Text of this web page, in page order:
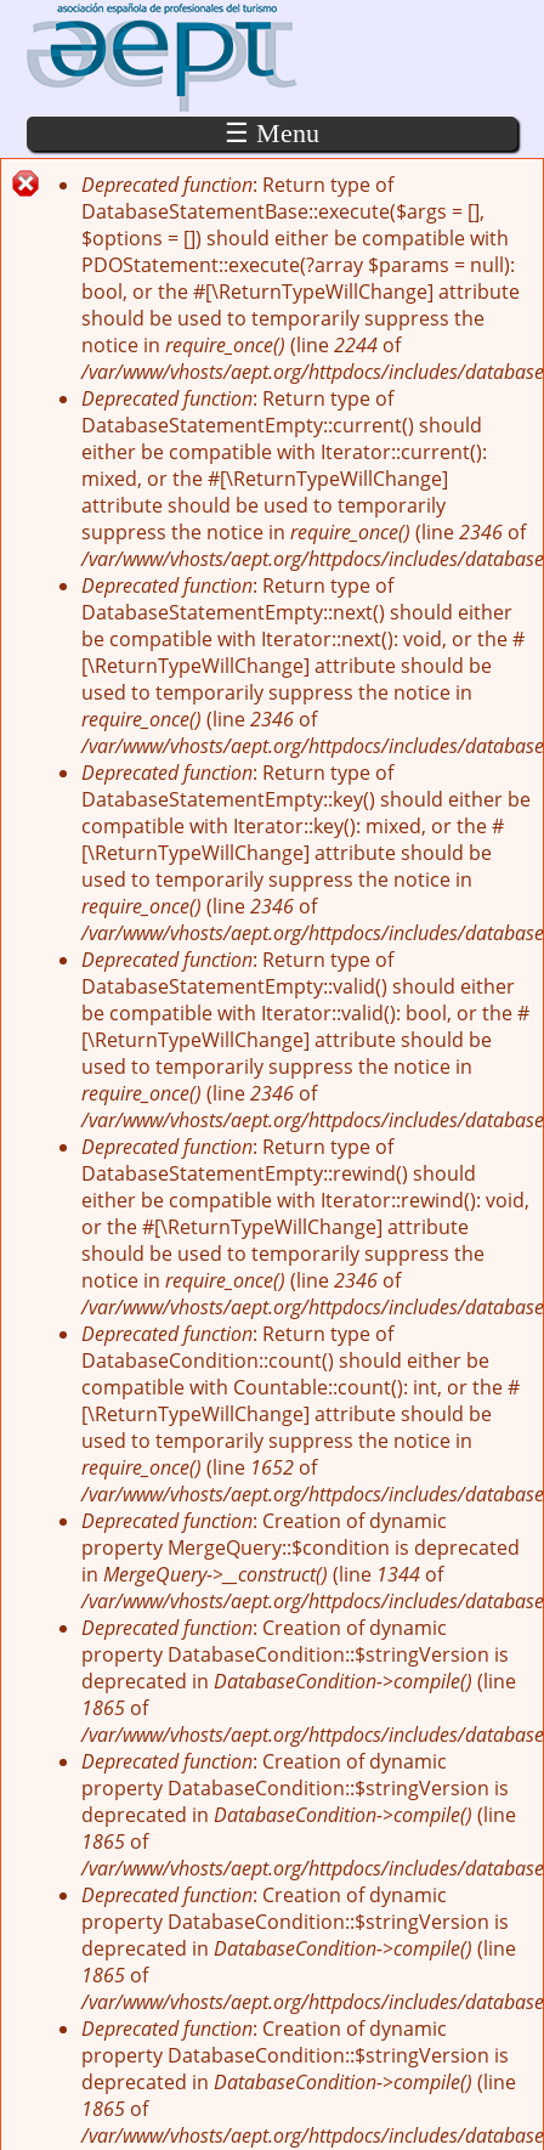
Pasar al contenido principal
☰ Menu
Mensaje de error
Deprecated function: Return type of
DatabaseStatementBase::execute($args = [],
$options = []) should either be compatible with
PDOStatement::execute(?array $params = null):
bool, or the #[\ReturnTypeWillChange] attribute
should be used to temporarily suppress the
notice in require_once() (line2244 of
/var/www/vhosts/aept.org/httpdocs/includes/
Deprecated function: Return type of
DatabaseStatementEmpty::current() should
either be compatible with Iterator::current():
mixed, or the #[\ReturnTypeWillChange]
attribute should be used to temporarily
suppress the notice in require_once() (line2346 of
/var/www/vhosts/aept.org/httpdocs/includes/
Deprecated function: Return type of
DatabaseStatementEmpty::next() should either
be compatible with Iterator::next(): void, or the #
[\ReturnTypeWillChange] attribute should be
used to temporarily suppress the notice in
require_once() (line2346 of
/var/www/vhosts/aept.org/httpdocs/includes/
Deprecated function: Return type of
DatabaseStatementEmpty::key() should either be
compatible with Iterator::key(): mixed, or the #
[\ReturnTypeWillChange] attribute should be
used to temporarily suppress the notice in
require_once() (line2346 of
/var/www/vhosts/aept.org/httpdocs/includes/
Deprecated function: Return type of
DatabaseStatementEmpty::valid() should either
be compatible with Iterator::valid(): bool, or the #
[\ReturnTypeWillChange] attribute should be
used to temporarily suppress the notice in
require_once() (line2346 of
/var/www/vhosts/aept.org/httpdocs/includes/
Deprecated function: Return type of
DatabaseStatementEmpty::rewind() should
either be compatible with Iterator::rewind(): void,
or the #[\ReturnTypeWillChange] attribute
should be used to temporarily suppress the
notice in require_once() (line2346 of
/var/www/vhosts/aept.org/httpdocs/includes/
Deprecated function: Return type of
DatabaseCondition::count() should either be
compatible with Countable::count(): int, or the #
[\ReturnTypeWillChange] attribute should be
used to temporarily suppress the notice in
require_once() (line 1652 of
/var/www/vhosts/aept.org/httpdocs/includes/
Deprecated function: Creation of dynamic
property MergeQuery::$condition is deprecated
in MergeQuery->__construct() (line 1344 of
/var/www/vhosts/aept.org/httpdocs/includes/
Deprecated function: Creation of dynamic
property DatabaseCondition::$stringVersion is
deprecated in DatabaseCondition->compile() (line
1865 of
/var/www/vhosts/aept.org/httpdocs/includes/
Deprecated function: Creation of dynamic
property DatabaseCondition::$stringVersion is
deprecated in DatabaseCondition->compile() (line
1865 of
/var/www/vhosts/aept.org/httpdocs/includes/
Deprecated function: Creation of dynamic
property DatabaseCondition::$stringVersion is
deprecated in DatabaseCondition->compile() (line
1865 of
/var/www/vhosts/aept.org/httpdocs/includes/
Deprecated function: Creation of dynamic
property DatabaseCondition::$stringVersion is
deprecated in DatabaseCondition->compile() (line
1865 of
/var/www/vhosts/aept.org/httpdocs/includes/